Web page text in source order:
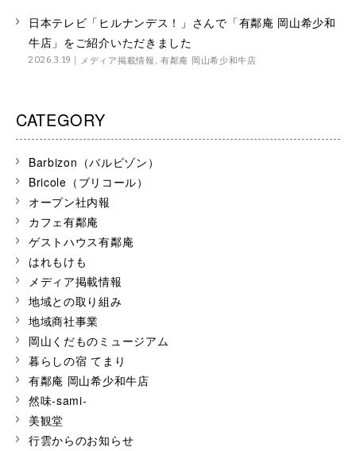
日本テレビ「ヒルナンデス！」さんで「有鄰庵 岡山希少和
牛店」をご紹介いただきました
2026.3.19 メディア掲載情報,有鄰庵 岡山希少和牛店
CATEGORY
Barbizon（バルビゾン）
Bricole（ブリコール）
オープン社内報
カフェ有鄰庵
ゲストハウス有鄰庵
はれもけも
メディア掲載情報
地域との取り組み
地域商社事業
岡山くだものミュージアム
暮らしの宿 てまり
有鄰庵 岡山希少和牛店
然味-sami-
美観堂
行雲からのお知らせ